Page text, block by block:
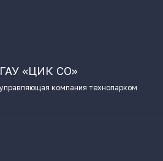
ГАУ «ЦИК СО»
управляющая компания технопарком